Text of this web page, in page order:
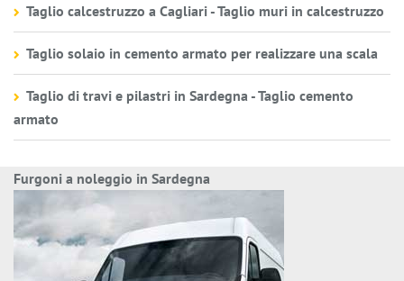
Taglio calcestruzzo a Cagliari - Taglio muri in calcestruzzo
Taglio solaio in cemento armato per realizzare una scala
Taglio di travi e pilastri in Sardegna - Taglio cemento
armato
Furgoni a noleggio in Sardegna